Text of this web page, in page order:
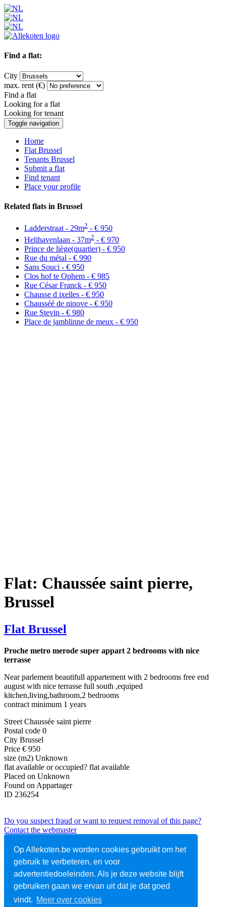
Op Allekoten.be worden cookies gebruikt om het
gebruik te verbeteren, en voor
advertentiedoeleinden. Als je deze website blijft
gebruiken gaan we ervan uit dat je dat goed
vindt. Meer over cookies
Find a flat:
City
max. rent (€)
Find a flat
Looking for a flat
Looking for tenant
Toggle navigation
Home
Flat Brussel
Tenants Brussel
Submit a flat
Find tenant
Place your profile
Related flats in Brussel
Ladderstraat - 29m2 - € 950
Helihavenlaan - 37m2 - € 970
Prince de liège(quartier) - € 950
Rue du métal - € 990
Sans Souci - € 950
Clos hof te Ophem - € 985
Rue César Franck - € 950
Chausse d ixelles - € 950
Chausséé de ninove - € 950
Rue Stevin - € 980
Place de jamblinne de meux - € 950
Flat: Chaussée saint pierre,
Brussel
Flat Brussel
Proche metro merode super appart 2 bedrooms with nice
terrasse
Near parlement beautifull appartement with 2 bedrooms free end
august with nice terrasse full south ,equiped
kitchen,living,bathroom,2 bedrooms
contract minimum 1 years
Street Chaussée saint pierre
Postal code 0
City Brussel
Price € 950
size (m2) Unknown
flat available or occupied? flat available
Placed on Unknown
Found on Appartager
ID 236254
Do you suspect fraud or want to request removal of this page?
Contact the webmaster
View this ad
Over ons
Voorwaarden
F.A.Q.